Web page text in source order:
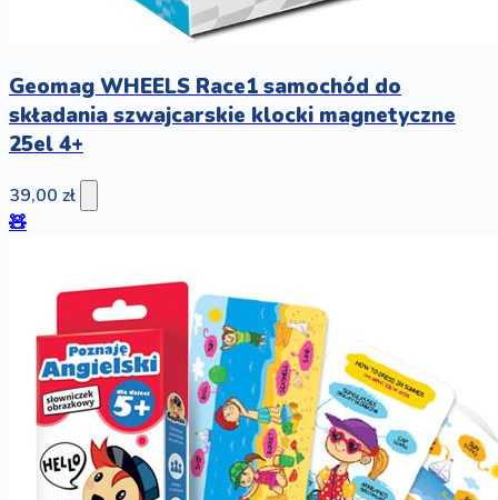
Geomag WHEELS Race1 samochód do
składania szwajcarskie klocki magnetyczne
25el 4+
39,00 zł
🧸